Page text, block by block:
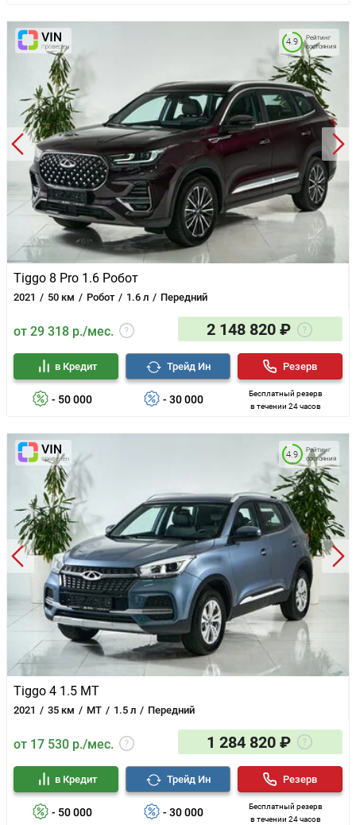
Мультимедиа система с ЖК-экраном
Докатка
Tiggo 8 Pro 1.6 Робот
2021 50 км Робот 1.6 л Передний
Рейтинг
состояния
4.9
от 29 318 р./мес. 2 148 820 ₽
- 50 000
в Кредит
- 30 000
Трейд Ин
Бесплатный резерв
в течении 24 часов
Резерв
Tiggo 4 1.5 MT
2021 35 км MT 1.5 л Передний
Рейтинг
состояния
4.9
от 17 530 р./мес. 1 284 820 ₽
- 50 000
в Кредит
- 30 000
Трейд Ин
Бесплатный резерв
в течении 24 часов
Резерв